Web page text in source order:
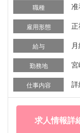
職種
雇用形態 正
給与
勤務地
仕事内容 詳
求人情報詳